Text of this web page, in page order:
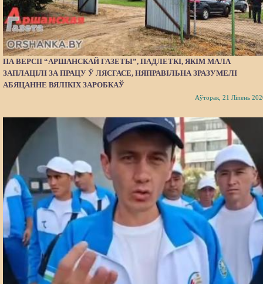
ПА ВЕРСІІ “АРШАНСКАЙ ГАЗЕТЫ”, ПАДЛЕТКІ, ЯКІМ МАЛА
ЗАПЛАЦІЛІ ЗА ПРАЦУ Ў ЛЯСГАСЕ, НЯПРАВІЛЬНА ЗРАЗУМЕЛІ
АБЯЦАННЕ ВЯЛІКІХ ЗАРОБКАЎ
Аўторак, 21 Ліпень